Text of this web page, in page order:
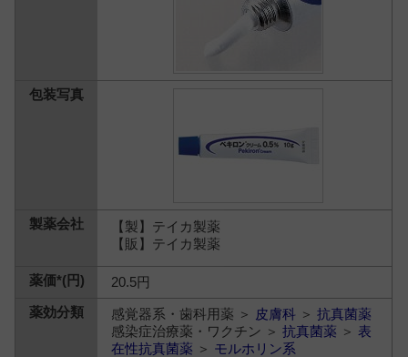
【製】テイカ製薬
【販】テイカ製薬
20.5円
感覚器系・歯科用薬 ＞ 皮膚科 ＞抗真菌薬
感染症治療薬・ワクチン ＞抗真菌薬 ＞表
在性抗真菌薬 ＞ モルホリン系